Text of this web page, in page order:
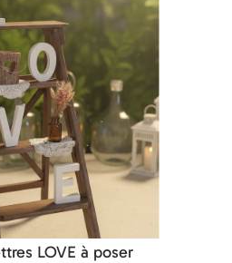
LOVE à poser